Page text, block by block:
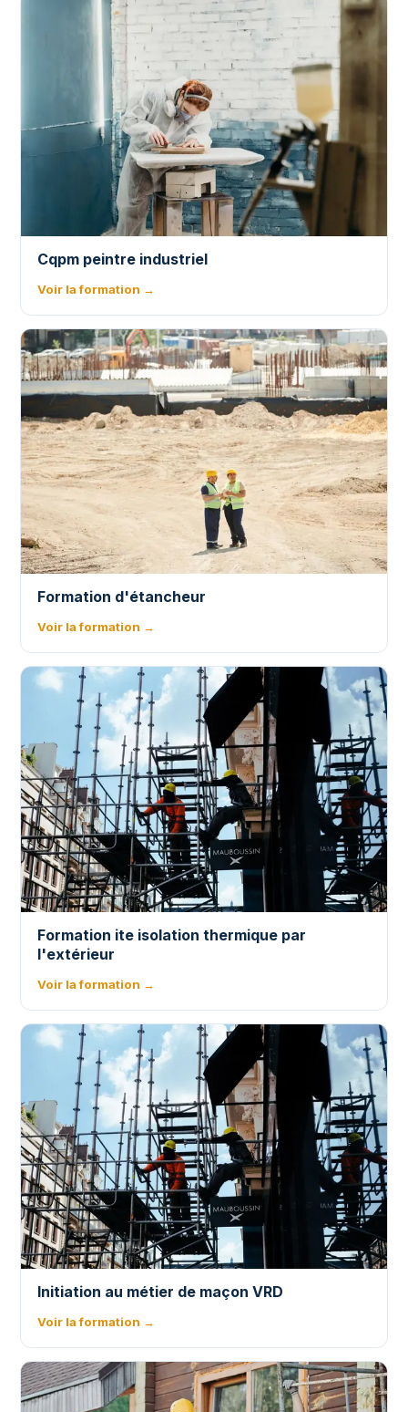
Cqpm peintre industriel
Voir la formation →
Formation d'étancheur
Voir la formation →
Formation ite isolation thermique par
l'extérieur
Voir la formation →
Initiation au métier de maçon VRD
Voir la formation →